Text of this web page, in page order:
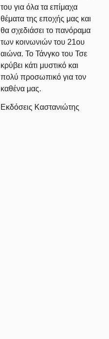
του για όλα τα επίμαχα
θέματα της εποχής μας και
θα σχεδιάσει το πανόραμα
των κοινωνιών του 21ου
αιώνα. Το Τάνγκο του Τσε
κρύβει κάτι μυστικό και
πολύ προσωπικό για τον
καθένα μας.
Εκδόσεις Καστανιώτης